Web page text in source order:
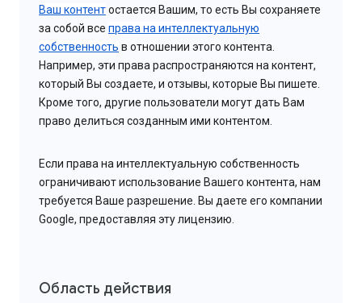
Ваш контентостается Вашим, то есть Вы сохраняете
за собой все права на интеллектуальную
собственность в отношении этого контента.
Например, эти права распространяются на контент,
который Вы создаете, и отзывы, которые Вы пишете.
Кроме того, другие пользователи могут дать Вам
право делиться созданным ими контентом.
Если права на интеллектуальную собственность
ограничивают использование Вашего контента, нам
требуется Ваше разрешение. Вы даете его компании
Google, предоставляя эту лицензию.
Область действия